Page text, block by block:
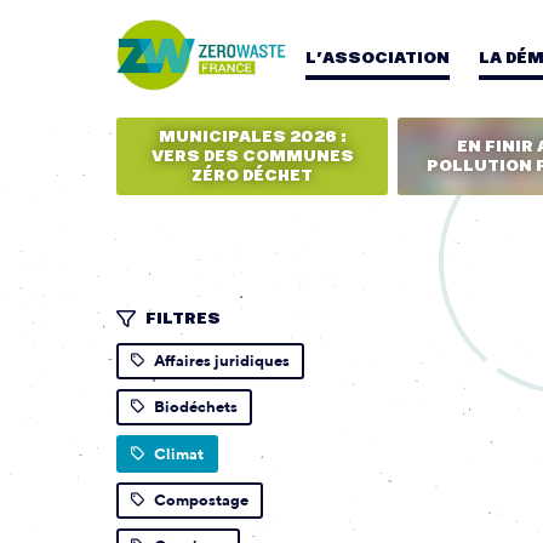
L’ASSOCIATION LA
MUNICIPALES 2026 :
VERS DES COMMUNES
ZÉRO DÉCHET
EN FINIR
POLLUTION
FILTRES
Affaires juridiques
Biodéchets
Climat
Compostage